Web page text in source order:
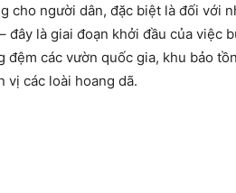
cho người dân, đặc biệt là đối với
đây là giai đoạn khởi đầu của
các vườn quốc gia, khu bảo
vị các loài hoang dã.